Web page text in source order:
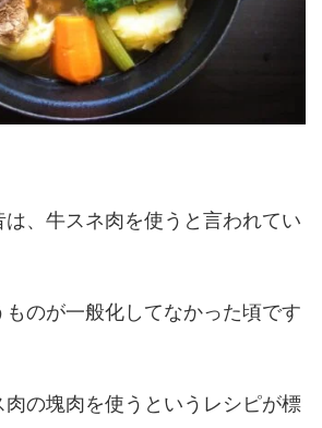
、牛スネ肉を使うと言われてい
ものが一般化してなかった頃です
の塊肉を使うというレシピが標